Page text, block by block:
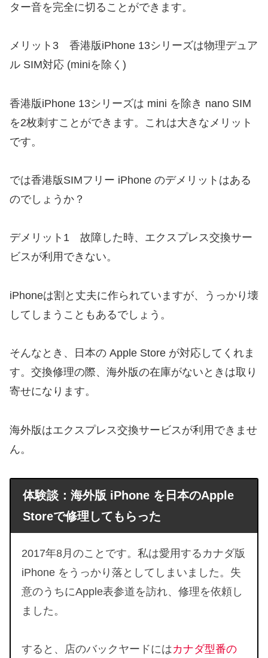
ター音を完全に切ることができます。
メリット3 香港版iPhone 13シリーズは物理デュア
ル SIM対応 (miniを除く)
香港版iPhone 13シリーズは mini を除き nano SIM
を2枚刺すことができます。これは大きなメリット
です。
では香港版SIMフリー iPhone のデメリットはある
のでしょうか？
デメリット1 故障した時、エクスプレス交換サー
ビスが利用できない。
iPhoneは割と丈夫に作られていますが、うっかり壊
してしまうこともあるでしょう。
そんなとき、日本の Apple Store が対応してくれま
す。交換修理の際、海外版の在庫がないときは取り
寄せになります。
海外版はエクスプレス交換サービスが利用できませ
ん。
体験談：海外版 iPhone を日本のApple
Storeで修理してもらった
2017年8月のことです。私は愛用するカナダ版
iPhone をうっかり落としてしまいました。失
意のうちにApple表参道を訪れ、修理を依頼し
ました。
すると、店のバックヤードにはカナダ型番の